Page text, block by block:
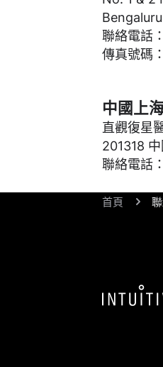
聯絡電話
傳真號碼
中國上
直觀復星
201318
聯絡電話
首頁